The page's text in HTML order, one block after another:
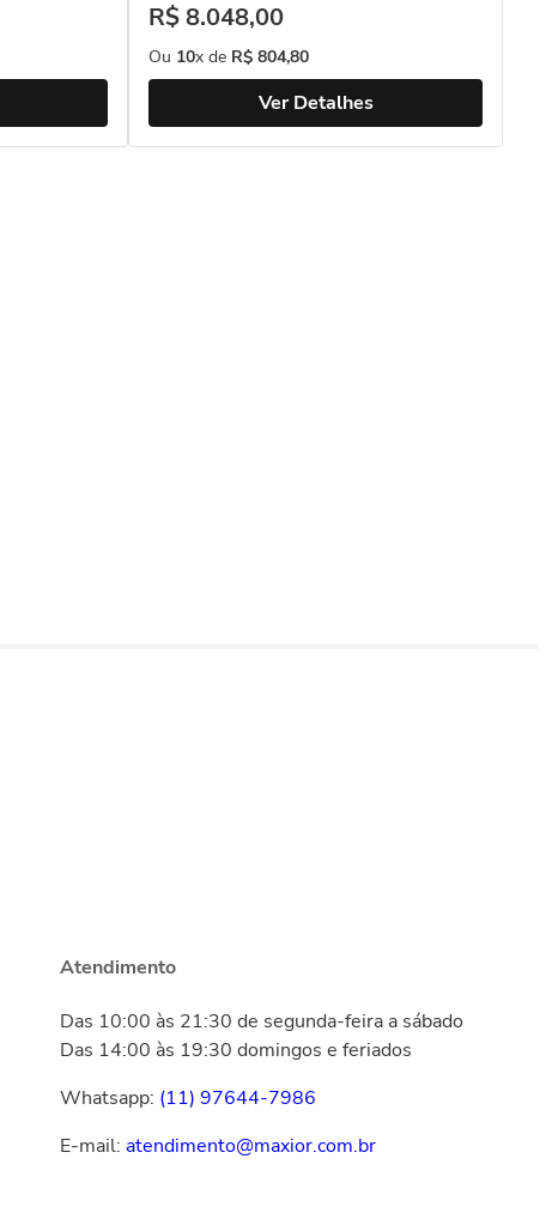
R$8.048,00
Ou 10x de R$ 804,80
Ver Detalhes
Atendimento
Das 10:00 às 21:30 de segunda-feira a sábado
Das 14:00 às 19:30 domingos e feriados
Whatsapp: (11) 97644-7986
E-mail: atendimento@maxior.com.br